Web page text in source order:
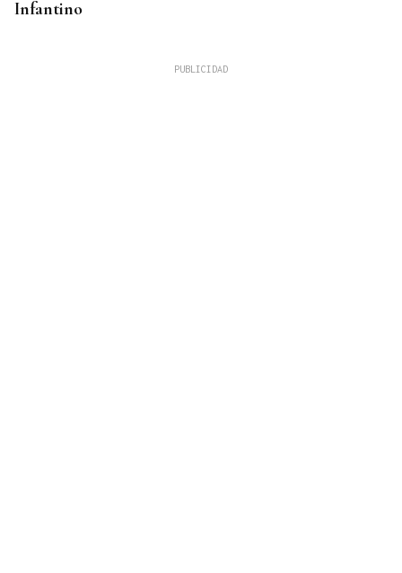
Infantino